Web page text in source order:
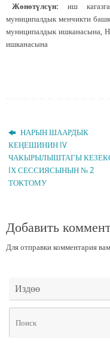
Жөнөтүлсүн: иш
муниципалдык менчикти
муниципалдык ишканасына,
ишканасына
НАРЫН ШААРДЫК
КЕҢЕШИНИН IV
ЧАКЫРЫЛЫШТАГЫ
IХ СЕССИЯСЫНЫН № 2
ТОКТОМУ
Добавить
Для отправки комментария
Издөө